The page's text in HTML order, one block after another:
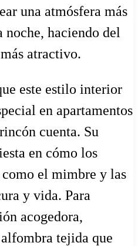
una atmósfera más
noche, haciendo del
atractivo.
este estilo interior
en apartamentos
cuenta. Su
en cómo los
el mimbre y las
y vida. Para
acogedora,
tejida que